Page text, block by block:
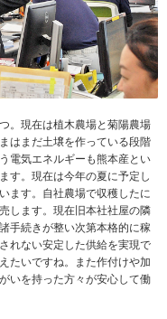
。現在は植木農場と菊陽農場
はまだ土壌を作っている段階
電気エネルギーも熊本産とい
す。現在は今年の夏に予定し
ます。自社農場で収穫したに
します。現在旧本社社屋の隣
手続きが整い次第本格的に稼
れない安定した供給を実現で
たいですね。また作付けや加
いを持った方々が安心して働